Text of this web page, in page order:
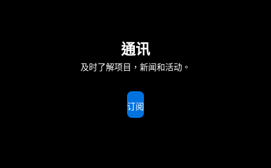
通讯
及时了解项目，新闻和活动。
订阅